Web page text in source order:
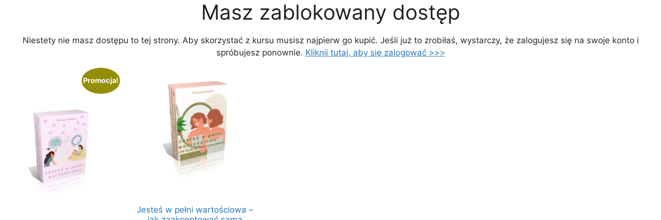
Masz zablokowany dostęp
Niestety nie masz dostępu to tej strony. Aby skorzystać z kursu musisz najpierw go kupić. Jeśli już to zrobiłaś, wystarczy, że zalogujesz się na swoje konto i
spróbujesz ponownie. Kliknij tutaj, aby się zalogować >>>
Promocja!
Jesteś w pełni wartościowa –